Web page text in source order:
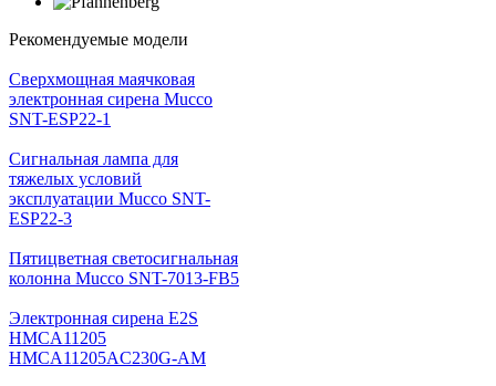
Рекомендуемые модели
Cверхмощная маячковая
электронная сирена Mucco
SNT-ESP22-1
Сигнальная лампа для
тяжелых условий
эксплуатации Mucco SNT-
ESP22-3
Пятицветная светосигнальная
колонна Mucco SNT-7013-FB5
Электронная сирена E2S
HMCA11205
HMCA11205AC230G-AM